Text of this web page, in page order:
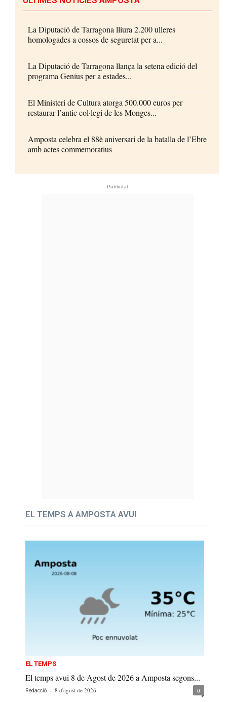
La Diputació de Tarragona lliura 2.200 ulleres
homologades a cossos de seguretat per a...
La Diputació de Tarragona llança la setena edició del
programa Genius per a estades...
El Ministeri de Cultura atorga 500.000 euros per
restaurar l’antic col·legi de les Monges...
Amposta celebra el 88è aniversari de la batalla de l’Ebre
amb actes commemoratius
- Publicitat -
EL TEMPS A AMPOSTA AVUI
EL TEMPS
El temps avui 8 de Agost de 2026 a Amposta segons...
Redacció - 8 d'agost de 2026 0